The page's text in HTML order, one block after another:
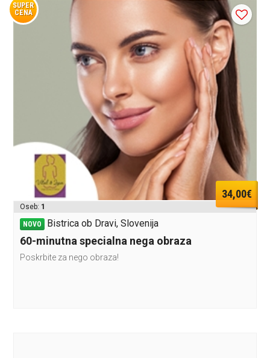
SUPER
CENA
34,00€
Oseb: 1
NOVO Bistrica ob Dravi, Slovenija
60-minutna specialna nega obraza
Poskrbite za nego obraza!